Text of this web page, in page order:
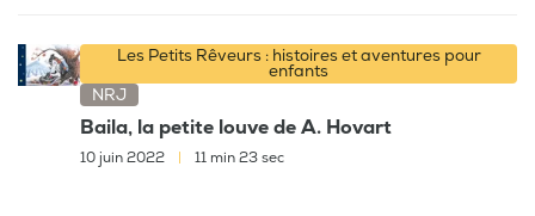
Les Petits Rêveurs : histoires et aventures pour
enfants
NRJ
Baila, la petite louve de A. Hovart
10 juin 2022 11 min 23 sec